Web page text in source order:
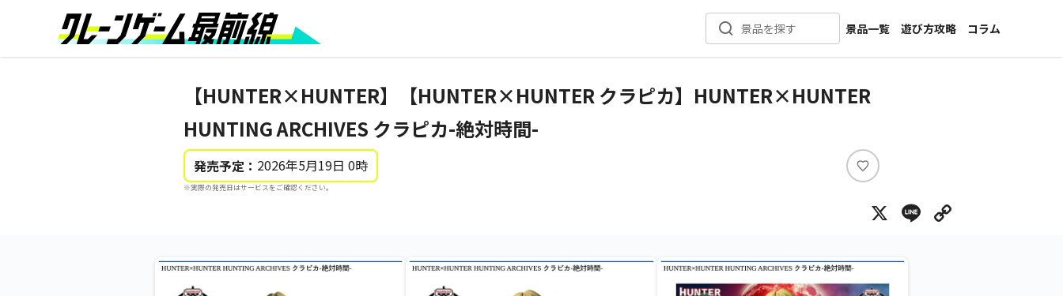
景品を探す
景品一覧
新着景品
遊び方攻略
コラム
インタビュー
【HUNTER×HUNTER】【HUNTER×HUNTER クラピカ】HUNTER×HUNTER
HUNTING ARCHIVES クラピカ-絶対時間-
発売予定： 2026年5月19日 0時
※実際の発売日はサービスをご確認ください。
い
ね
X Line